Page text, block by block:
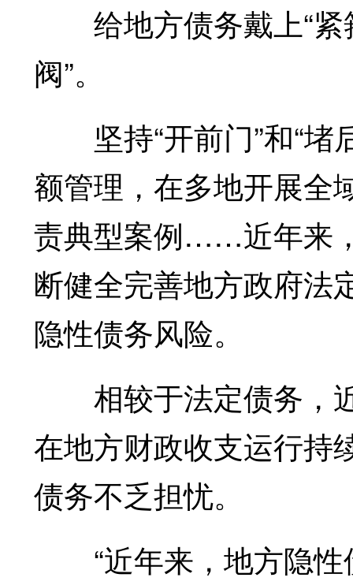
给地方债务戴上“紧
阀”。
坚持“开前门”和“堵
额管理，在多地开展全
责典型案例……近年来
断健全完善地方政府法
隐性债务风险。
相较于法定债务，
在地方财政收支运行持
债务不乏担忧。
“近年来，地方隐性